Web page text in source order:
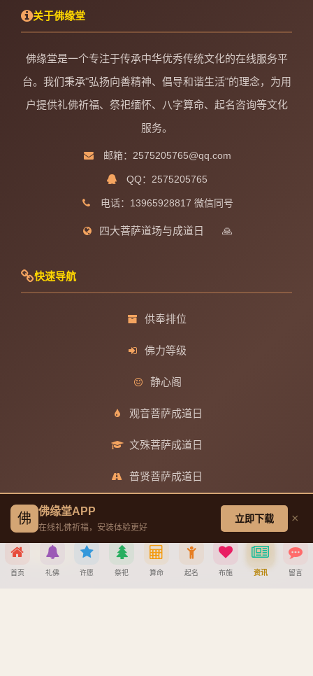
关于佛缘堂
佛缘堂是一个专注于传承中华优秀传统文化的在线服务平
台。我们秉承"弘扬向善精神、倡导和谐生活"的理念，为用
户提供礼佛祈福、祭祀缅怀、八字算命、起名咨询等文化
服务。
邮箱：2575205765@qq.com
QQ：2575205765
电话：13965928817 微信同号
四大菩萨道场与成道日 🙏
快速导航
供奉排位
佛力等级
静心阁
观音菩萨成道日
文殊菩萨成道日
普贤菩萨成道日
帮助中心
佛 佛缘堂APP
在线礼佛祈福，安装体验更好
立即下载 ×
首页 礼佛 许愿 祭祀 算命 起名 布施 资讯 留言